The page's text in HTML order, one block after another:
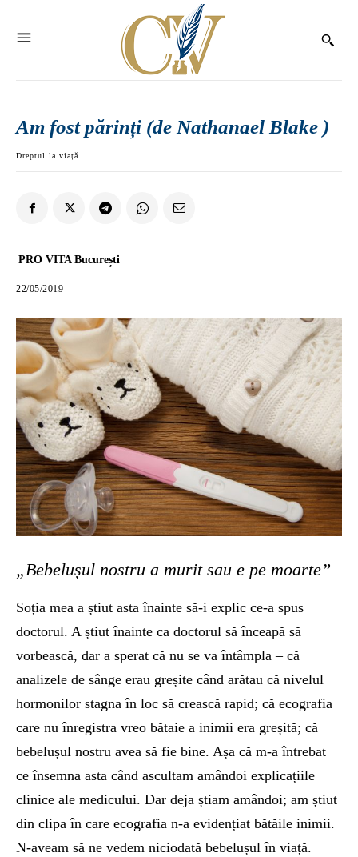
Am fost părinți (de Nathanael Blake )
Dreptul la viață
PRO VITA București
22/05/2019
„Bebelușul nostru a murit sau e pe moarte”
Soția mea a știut asta înainte să-i explic ce-a spus
doctorul. A știut înainte ca doctorul să înceapă să
vorbească, dar a sperat că nu se va întâmpla – că
analizele de sânge erau greșite când arătau că nivelul
hormonilor stagna în loc să crească rapid; că ecografia
care nu înregistra vreo bătaie a inimii era greșită; că
bebelușul nostru avea să fie bine. Așa că m-a întrebat
ce însemna asta când ascultam amândoi explicațiile
clinice ale medicului. Dar deja știam amândoi; am știut
din clipa în care ecografia n-a evidențiat bătăile inimii.
N-aveam să ne vedem niciodată bebelușul în viață.